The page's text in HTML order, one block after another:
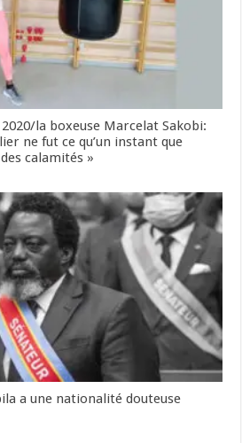
la boxeuse Marcelat Sakobi:
ne fut ce qu’un instant que
calamités »
a une nationalité douteuse